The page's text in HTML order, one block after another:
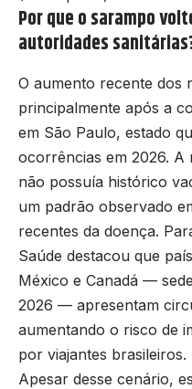
Por que o sarampo
autoridades
O aumento recente dos
principalmente após a
em São Paulo, estado
ocorrências em 2026. A
não possuía histórico
um padrão observado
recentes da doença.
Saúde destacou que
México e Canadá —
2026 — apresentam
aumentando o risco de
por viajantes brasileiros.
Apesar desse cenário,